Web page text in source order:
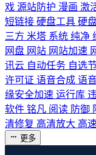
戏 源站防护 漫画 激
短链接 硬盘工具 硬
三方 米塔 系统 纯净
网盘 网站 网站加速
讯云 自动任务 自选
许可证 语音合成 语
缘安全加速 运行库
软件 铭凡 阅读 防御
清修复 高清放大 高
更多